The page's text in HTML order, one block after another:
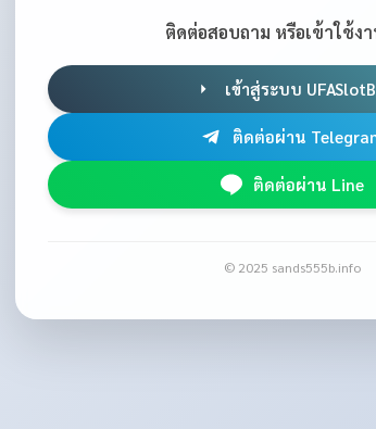
ติดต่อสอบถาม หรือเข้าใช้ง
เข้าสู่ระบบ
ติดต่อผ่าน
ติดต่อผ่าน Line
© 2025 sands555b.info